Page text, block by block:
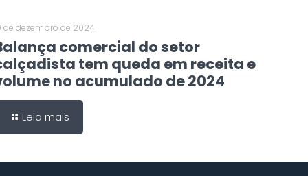
de dezembro de 2024
comercial do setor
tem queda em receita e
no acumulado de 2024
Leia mais